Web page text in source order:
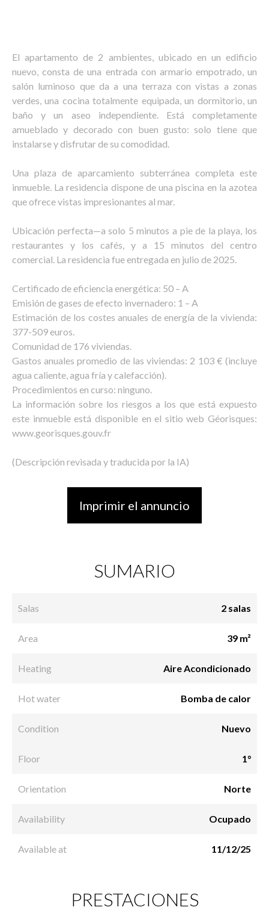
El apartamento de 2 ambientes, ubicado en un edificio
nuevo, consta de una entrada con armario empotrado, un
salón luminoso que da a una terraza con vistas a zonas
verdes, una cocina totalmente equipada, un dormitorio, un
baño y un aseo independiente. Está completamente
amueblado y decorado con buen gusto: solo tiene que
instalarse y disfrutar de su comodidad.
Una plaza de aparcamiento subterránea completa este
inmueble. La residencia dispone de una piscina en la azotea
que ofrece vistas impresionantes al mar.
Ubicación perfecta—a solo 5 minutos a pie de la playa, los
restaurantes y los cafés, y a 15 minutos del centro
comercial. La residencia fue entregada en julio de 2025.
Certificado de eficiencia energética: 50 – A
Emisión de gases de efecto invernadero: 1 – A
Estimación de los costes anuales de energía de la vivienda:
377-509 euros.
Comunidad de 176 viviendas.
Gastos anuales promedio de las viviendas: 2 103 € (incluye
agua caliente, agua fría y calefacción).
Procedimientos en curso: ninguno.
La información sobre los riesgos a los que está expuesto
este inmueble está disponible en el sitio web Géorisques:
www.georisques.gouv.fr
(Descripción revisada y traducida por la IA)
Imprimir el annuncio
SUMARIO
Salas 2 salas
Area 39 m²
Heating Aire Acondicionado
Hot water Bomba de calor
Condition Nuevo
Floor 1°
Orientation Norte
Availability Ocupado
Available at 11/12/25
PRESTACIONES